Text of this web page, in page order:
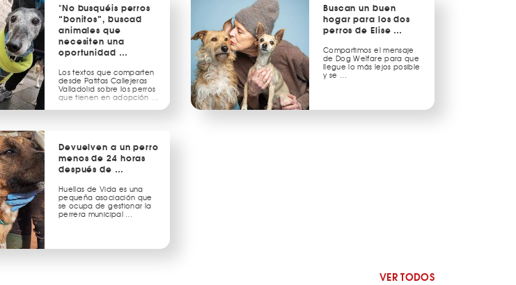
"No busquéis perros
“bonitos”, buscad
animales que
necesiten una
oportunidad …
Los textos que comparten
desde Patitas Callejeras
Valladolid sobre los perros
que tienen en adopción …
Buscan un buen
hogar para los dos
perros de Elise …
Compartimos el mensaje
de Dog Welfare para que
llegue lo más lejos posible
y se …
Devuelven a un perro
menos de 24 horas
después de …
Huellas de Vida es una
pequeña asociación que
se ocupa de gestionar la
perrera municipal …
VER TODOS